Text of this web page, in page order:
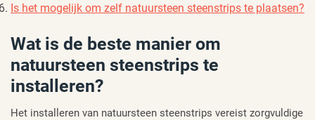
Is het mogelijk om zelf natuursteen steenstrips te plaatsen?
Wat is de beste manier om
natuursteen steenstrips te
installeren?
Het installeren van natuursteen steenstrips vereist zorgvuldige